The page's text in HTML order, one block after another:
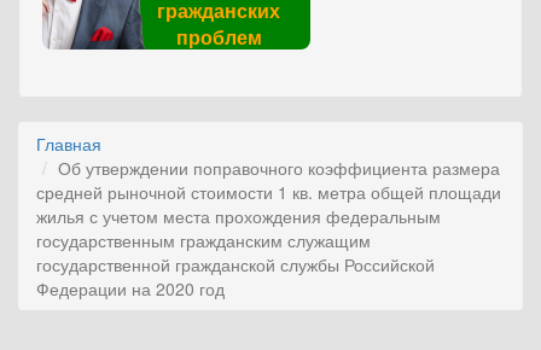
гражданских
проблем
Главная
Об утверждении поправочного коэффициента размера
средней рыночной стоимости 1 кв. метра общей площади
жилья с учетом места прохождения федеральным
государственным гражданским служащим
государственной гражданской службы Российской
Федерации на 2020 год